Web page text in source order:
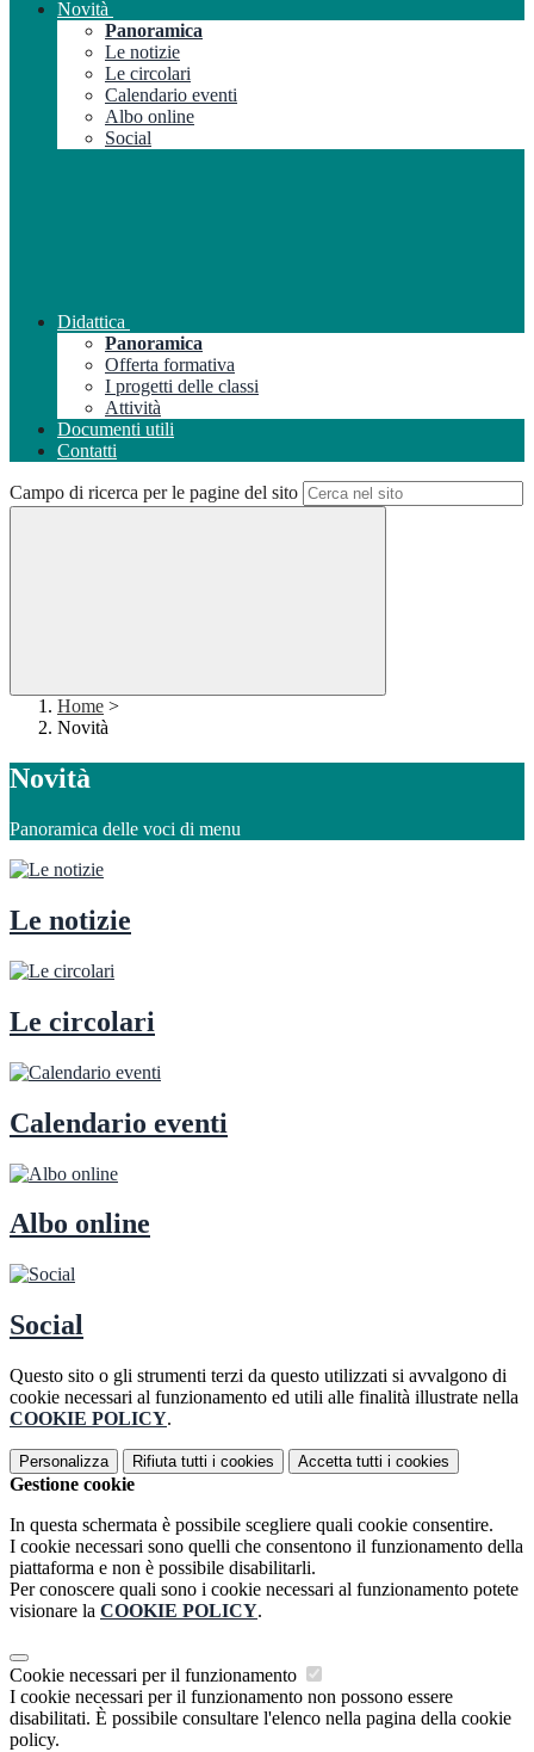
Novità
Panoramica
Le notizie
Le circolari
Calendario eventi
Albo online
Social
Didattica
Panoramica
Offerta formativa
I progetti delle classi
Attività
Documenti utili
Contatti
Campo di ricerca per le pagine del sito
Home >
Novità
Novità
Panoramica delle voci di menu
Le notizie
Le circolari
Calendario eventi
Albo online
Social
Questo sito o gli strumenti terzi da questo utilizzati si avvalgono di
cookie necessari al funzionamento ed utili alle finalità illustrate nella
COOKIE POLICY.
Personalizza Rifiuta tutti i cookies Accetta tutti i cookies
Gestione cookie
In questa schermata è possibile scegliere quali cookie consentire.
I cookie necessari sono quelli che consentono il funzionamento della
piattaforma e non è possibile disabilitarli.
Per conoscere quali sono i cookie necessari al funzionamento potete
visionare la COOKIE POLICY.
Cookie necessari per il funzionamento
I cookie necessari per il funzionamento non possono essere
disabilitati. È possibile consultare l'elenco nella pagina della cookie
policy.